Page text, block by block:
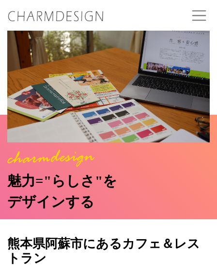
魅力="らしさ"を
デザインする
熊本県阿蘇市にあるカフェ＆レス
トラン